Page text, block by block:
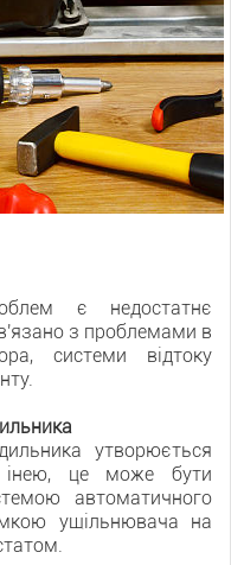
є недостатнє
з проблемами в
системи відтоку
утворюється
інею, це може бути
автоматичного
ущільнювача на